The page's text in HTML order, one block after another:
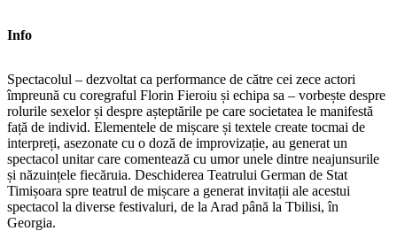
Info
Spectacolul – dezvoltat ca performance de către cei zece actori
împreună cu coregraful Florin Fieroiu și echipa sa – vorbește despre
rolurile sexelor și despre așteptările pe care societatea le manifestă
față de individ. Elementele de mișcare și textele create tocmai de
interpreți, asezonate cu o doză de improvizație, au generat un
spectacol unitar care comentează cu umor unele dintre neajunsurile
și năzuințele fiecăruia. Deschiderea Teatrului German de Stat
Timișoara spre teatrul de mișcare a generat invitații ale acestui
spectacol la diverse festivaluri, de la Arad până la Tbilisi, în
Georgia.